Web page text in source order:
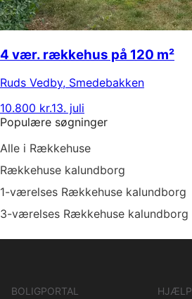
4 vær. rækkehus på 120 m²
Ruds Vedby, Smedebakken
10.800 kr.13. juli
Populære søgninger
Alle i Rækkehuse
Rækkehuse kalundborg
1-værelses Rækkehuse kalundborg
3-værelses Rækkehuse kalundborg
BOLIGPORTAL
HJÆLP